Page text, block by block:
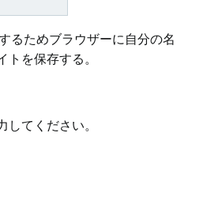
るためブラウザーに自分の名
を保存する。
してください。